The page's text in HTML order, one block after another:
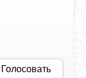
Голосовать